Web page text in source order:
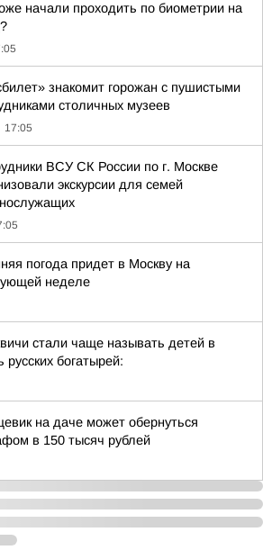
начали проходить по биометрии на
знакомит горожан с пушистыми
столичных музеев
17:05
ВСУ СК России по г. Москве
экскурсии для семей
погода придет в Москву на
неделе
стали чаще называть детей в
русских богатырей:
на даче может обернуться
в 150 тысяч рублей